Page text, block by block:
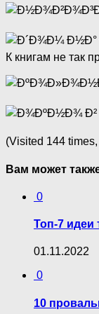
К книгам не так
(Visited 144
Вам может
0
Топ-7 идеи
01.11.2022
0
10